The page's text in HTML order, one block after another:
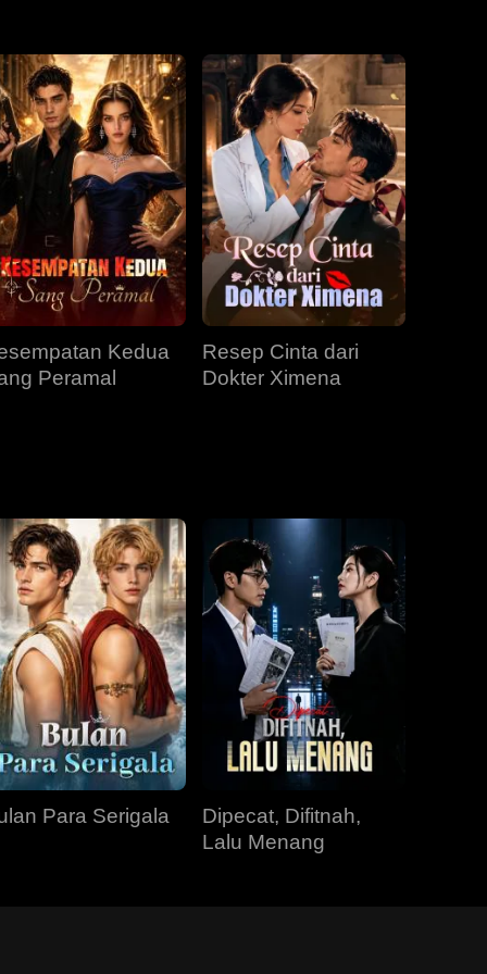
EP 34 EP 35 EP 36
EP 37 EP 38
EP 40
Kedua
Peramal
Resep Cinta dari
Dokter Ximena
Para Serigala
Dipecat, Difitnah,
Lalu Menang